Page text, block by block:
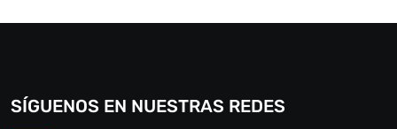
SÍGUENOS EN NUESTRAS REDES